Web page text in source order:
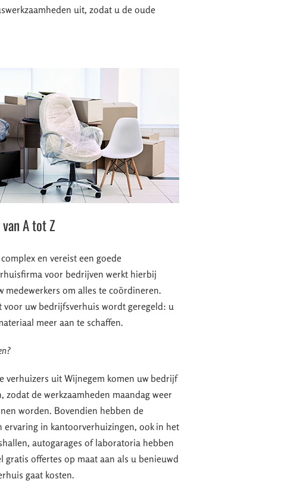
uit, zodat u de oude
A tot Z
en vereist een goede
voor bedrijven werkt hierbij
medewerkers om alles te coördineren.
voor uw bedrijfsverhuis wordt geregeld: u
meer aan te schaffen.
verhuizers uit Wijnegem komen uw bedrijf
zodat de werkzaamheden maandag weer
worden. Bovendien hebben de
ervaring in kantoorverhuizingen, ook in het
autogarages of laboratoria hebben
gratis offertes op maat aan als u benieuwd
gaat kosten.